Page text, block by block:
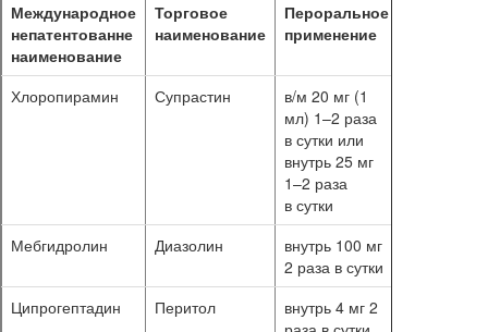
Международное
непатентованне
наименование
Торговое
наименование
Пероральное
применение
Хлоропирамин Супрастин
в/м 20 мг (1
мл) 1–2 раза
в сутки или
внутрь 25 мг
1–2 раза
в сутки
Мебгидролин Диазолин
внутрь 100 мг
2 раза в сутки
Ципрогептадин Перитол
внутрь 4 мг 2